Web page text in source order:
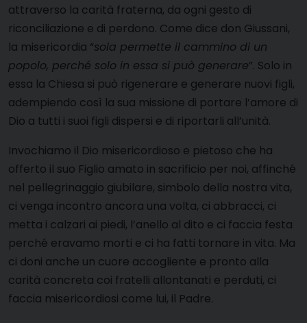
attraverso la carità fraterna, da ogni gesto di
riconciliazione e di perdono. Come dice don Giussani,
la misericordia “sola permette il cammino di un
popolo, perché solo in essa si può generare”. Solo in
essa la Chiesa si può rigenerare e generare nuovi figli,
adempiendo così la sua missione di portare l’amore di
Dio a tutti i suoi figli dispersi e di riportarli all’unità.
Invochiamo il Dio misericordioso e pietoso che ha
offerto il suo Figlio amato in sacrificio per noi, affinché
nel pellegrinaggio giubilare, simbolo della nostra vita,
ci venga incontro ancora una volta, ci abbracci, ci
metta i calzari ai piedi, l’anello al dito e ci faccia festa
perché eravamo morti e ci ha fatti tornare in vita. Ma
ci doni anche un cuore accogliente e pronto alla
carità concreta coi fratelli allontanati e perduti, ci
faccia misericordiosi come lui, il Padre.